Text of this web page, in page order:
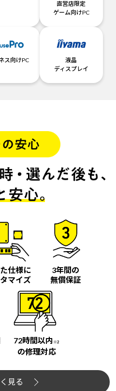
直営店限定
ゲーム向けPC
ス向けPC
液晶
ディスプレイ
仕様に
マイズ
3年間の
無償保証
72時間以内 ※2
の修理対応
見る